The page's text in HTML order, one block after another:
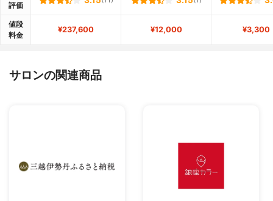
評価
値段
料金
¥237,600 ¥12,000 ¥3,300
サロンの関連商品